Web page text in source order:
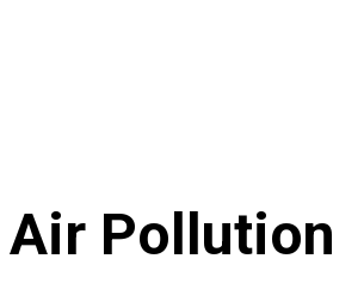
Air Pollution